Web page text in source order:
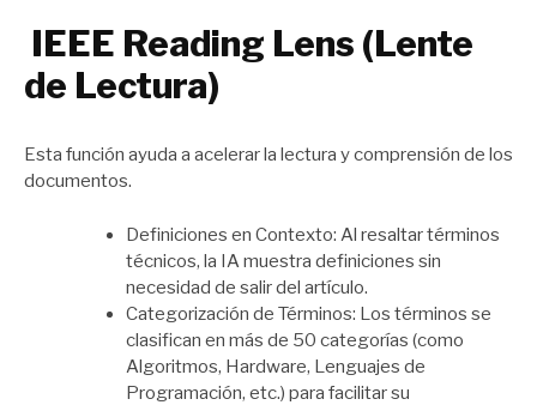
IEEE Reading Lens (Lente
de Lectura)
Esta función ayuda a acelerar la lectura y comprensión de los
documentos.
Definiciones en Contexto: Al resaltar términos
técnicos, la IA muestra definiciones sin
necesidad de salir del artículo.
Categorización de Términos: Los términos se
clasifican en más de 50 categorías (como
Algoritmos, Hardware, Lenguajes de
Programación, etc.) para facilitar su